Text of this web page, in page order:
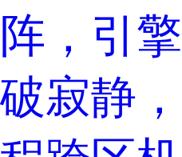
阵，引
破寂静